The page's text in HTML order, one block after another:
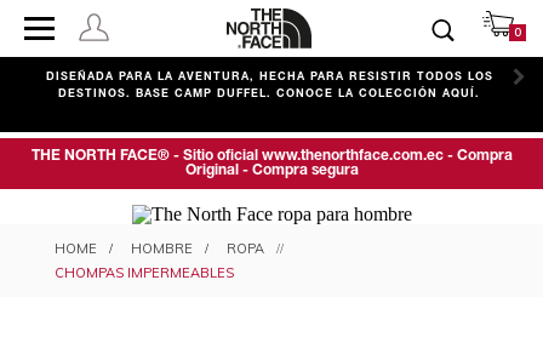
0
DISEÑADA PARA LA AVENTURA, HECHA PARA RESISTIR TODOS LOS
DESTINOS. BASE CAMP DUFFEL. CONOCE LA COLECCIÓN AQUÍ.
THE NORTH FACE® - Sitio oficial www.thenorthface.com.ec - Compra
Original - Compra segura
CHOMPAS IMPERMEABLES PARA
HOMBRE
HOMBRE
ROPA
CHOMPAS IMPERMEABLES